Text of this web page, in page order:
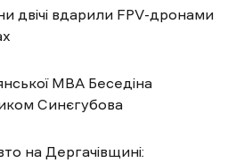
двічі вдарили FPV-дронами
МВА Беседіна
Синєгубова
на Дергачівщині: